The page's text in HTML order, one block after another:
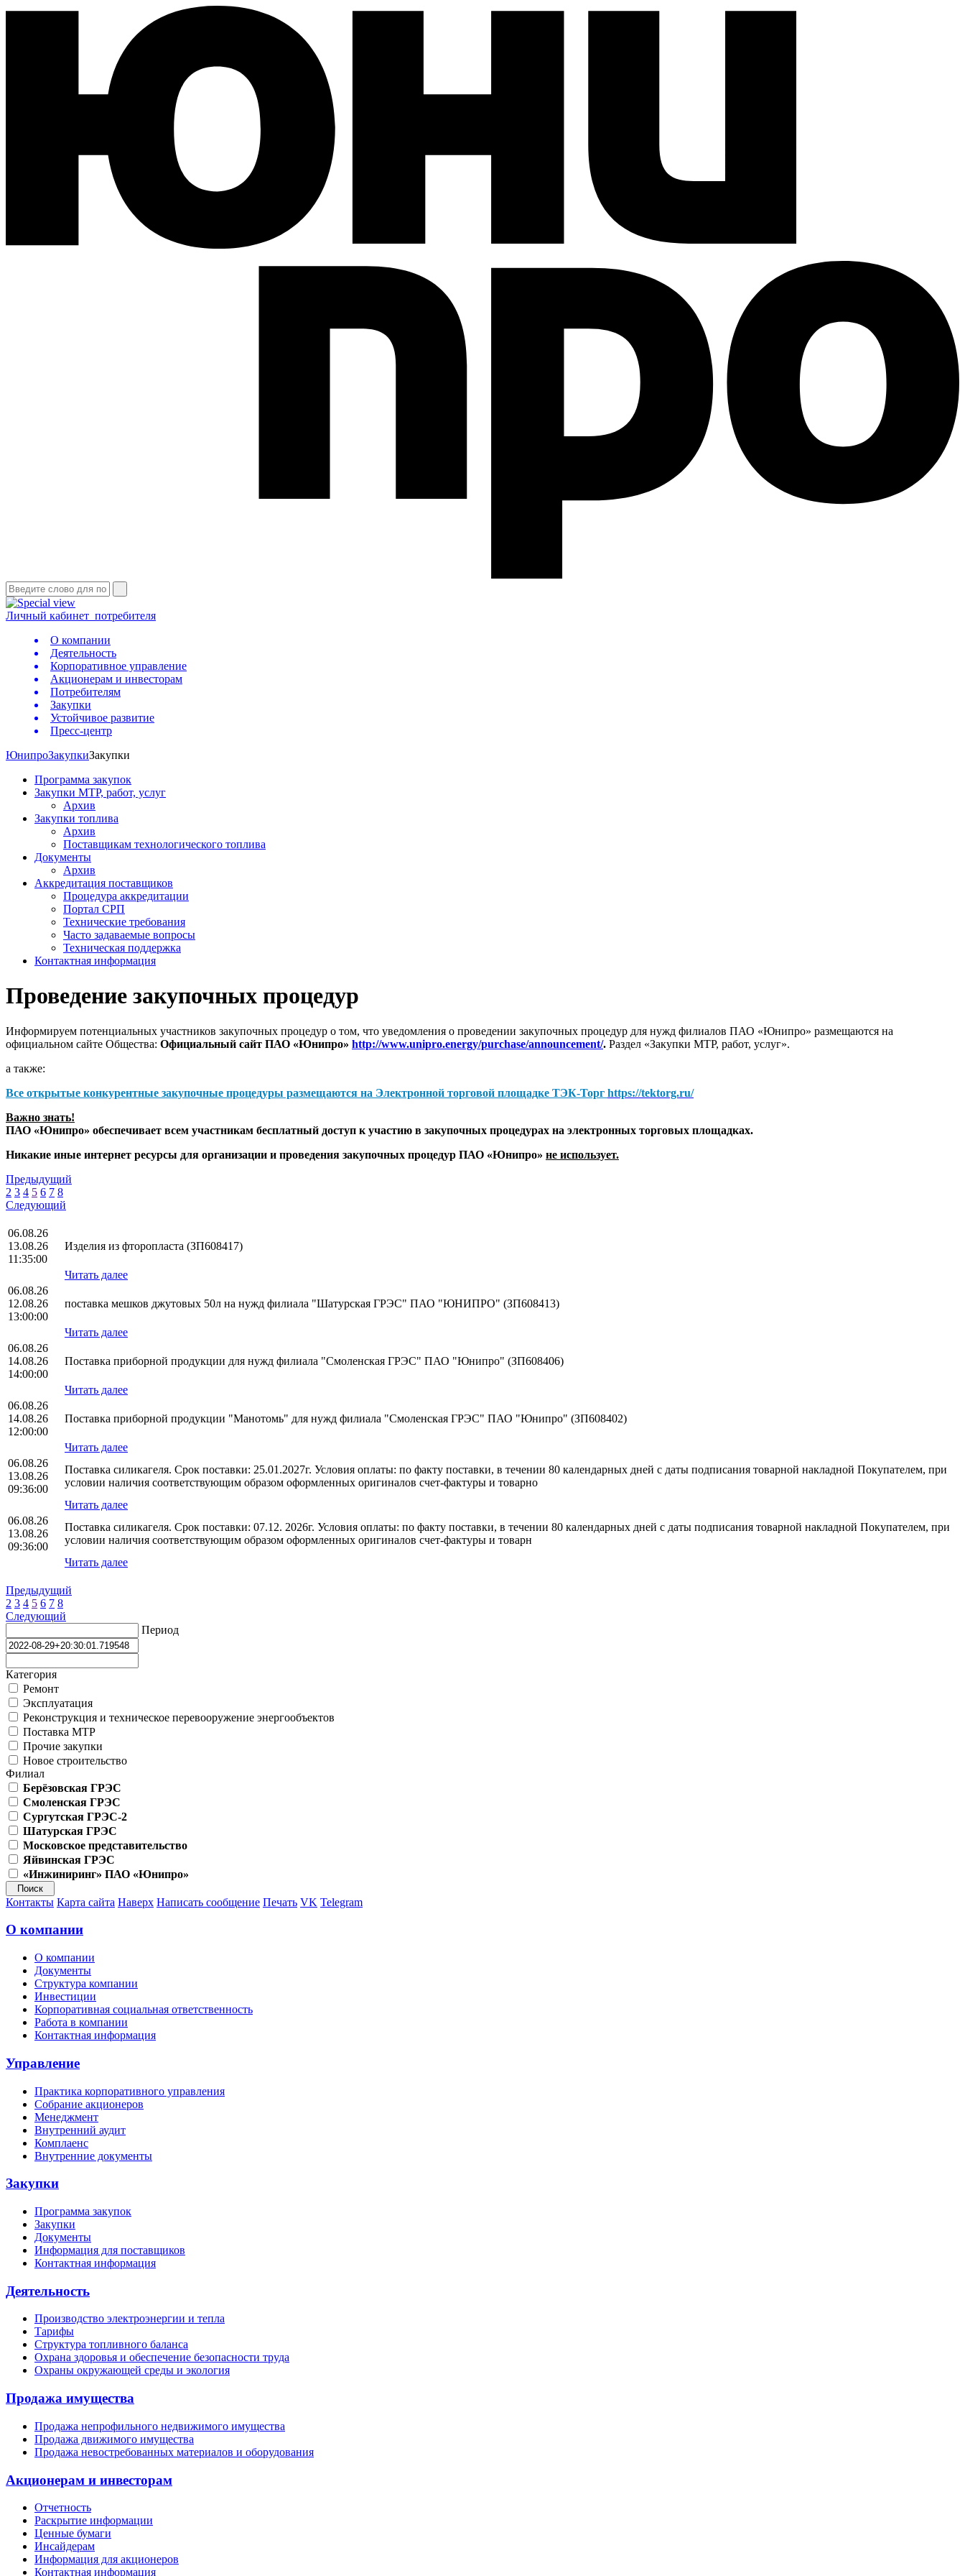
Личный кабинет потребителя
О компании
Деятельность
Корпоративное управление
Акционерам и инвесторам
Потребителям
Закупки
Устойчивое развитие
Пресс-центр
ЮнипроЗакупкиЗакупки
Программа закупок
Закупки МТР, работ, услуг
Архив
Закупки топлива
Архив
Поставщикам технологического топлива
Документы
Архив
Аккредитация поставщиков
Процедура аккредитации
Портал СРП
Технические требования
Часто задаваемые вопросы
Техническая поддержка
Контактная информация
Проведение закупочных процедур
Информируем потенциальных участников закупочных процедур о том, что уведомления о проведении закупочных процедур для нужд филиалов ПАО «Юнипро» размещаются на
официальном сайте Общества: Официальный сайт ПАО «Юнипро» http://www.unipro.energy/purchase/announcement/. Раздел «Закупки МТР, работ, услуг».
а также:
Все открытые конкурентные закупочные процедуры размещаются на Электронной торговой площадке ТЭК-Торг https://tektorg.ru/
Важно знать!
ПАО «Юнипро» обеспечивает всем участникам бесплатный доступ к участию в закупочных процедурах на электронных торговых площадках.
Никакие иные интернет ресурсы для организации и проведения закупочных процедур ПАО «Юнипро» не использует.
Предыдущий
2 3 4 5 6 7 8
Следующий
06.08.26
13.08.26
11:35:00
Изделия из фторопласта (ЗП608417)
Читать далее
06.08.26
12.08.26
13:00:00
поставка мешков джутовых 50л на нужд филиала "Шатурская ГРЭС" ПАО "ЮНИПРО" (ЗП608413)
Читать далее
06.08.26
14.08.26
14:00:00
Поставка приборной продукции для нужд филиала "Смоленская ГРЭС" ПАО "Юнипро" (ЗП608406)
Читать далее
06.08.26
14.08.26
12:00:00
Поставка приборной продукции "Манотомь" для нужд филиала "Смоленская ГРЭС" ПАО "Юнипро" (ЗП608402)
Читать далее
06.08.26
13.08.26
09:36:00
Поставка силикагеля. Срок поставки: 25.01.2027г. Условия оплаты: по факту поставки, в течении 80 календарных дней с даты подписания товарной накладной Покупателем, при
условии наличия соответствующим образом оформленных оригиналов счет-фактуры и товарно
Читать далее
06.08.26
13.08.26
09:36:00
Поставка силикагеля. Срок поставки: 07.12. 2026г. Условия оплаты: по факту поставки, в течении 80 календарных дней с даты подписания товарной накладной Покупателем, при
условии наличия соответствующим образом оформленных оригиналов счет-фактуры и товарн
Читать далее
Предыдущий
2 3 4 5 6 7 8
Следующий
Период
Категория
Ремонт
Эксплуатация
Реконструкция и техническое перевооружение энергообъектов
Поставка МТР
Прочие закупки
Новое строительство
Филиал
Берёзовская ГРЭС
Смоленская ГРЭС
Сургутская ГРЭС-2
Шатурская ГРЭС
Московское представительство
Яйвинская ГРЭС
«Инжиниринг» ПАО «Юнипро»
Контакты Карта сайта Наверх Написать сообщение Печать VK Telegram
О компании
О компании
Документы
Структура компании
Инвестиции
Корпоративная социальная ответственность
Работа в компании
Контактная информация
Управление
Практика корпоративного управления
Собрание акционеров
Менеджмент
Внутренний аудит
Комплаенс
Внутренние документы
Закупки
Программа закупок
Закупки
Документы
Информация для поставщиков
Контактная информация
Деятельность
Производство электроэнергии и тепла
Тарифы
Структура топливного баланса
Охрана здоровья и обеспечение безопасности труда
Охраны окружающей среды и экология
Продажа имущества
Продажа непрофильного недвижимого имущества
Продажа движимого имущества
Продажа невостребованных материалов и оборудования
Акционерам и инвесторам
Отчетность
Раскрытие информации
Ценные бумаги
Инсайдерам
Информация для акционеров
Контактная информация